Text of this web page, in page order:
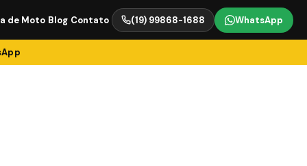
de Moto Blog Contato (19) 99868-1688 WhatsApp